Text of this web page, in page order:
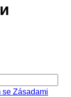
se Zásadami